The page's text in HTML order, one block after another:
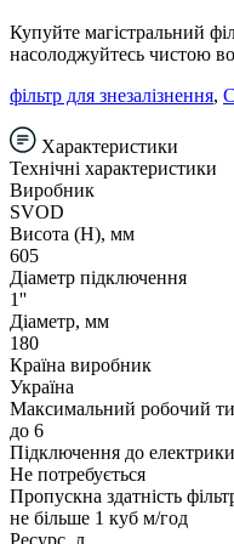
Купуйте магістральний
насолоджуйтесь чистою
фільтр для знезалізнення,
Характеристики
Технічні характеристики
Виробник
SVOD
Висота (Н), мм
605
Діаметр підключення
1''
Діаметр, мм
180
Країна виробник
Україна
Максимальний робочий
до 6
Підключення до електрики
Не потребується
Пропускна здатність
не більше 1 куб м/год
Ресурс, л